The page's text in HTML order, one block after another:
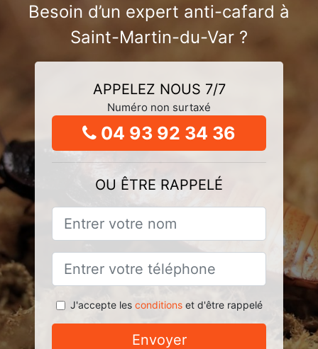
Besoin d’un expert anti-cafard à
Saint-Martin-du-Var ?
APPELEZ NOUS 7/7
Numéro non surtaxé
04 93 92 34 36
OU ÊTRE RAPPELÉ
J'accepte les conditionset d'être rappelé
Envoyer